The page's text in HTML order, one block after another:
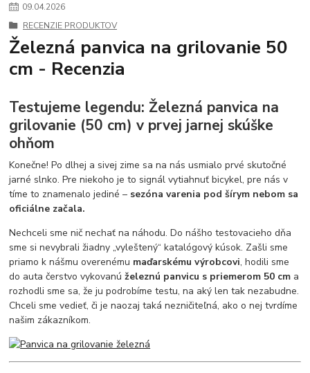
09.04.2026
RECENZIE PRODUKTOV
Železná panvica na grilovanie 50
cm - Recenzia
Testujeme legendu: Železná panvica na
grilovanie (50 cm) v prvej jarnej skúške
ohňom
Konečne! Po dlhej a sivej zime sa na nás usmialo prvé skutočné
jarné slnko. Pre niekoho je to signál vytiahnuť bicykel, pre nás v
tíme to znamenalo jediné – sezóna varenia pod šírym nebom sa
oficiálne začala.
Nechceli sme nič nechať na náhodu. Do nášho testovacieho dňa
sme si nevybrali žiadny „vyleštený“ katalógový kúsok. Zašli sme
priamo k nášmu overenému maďarskému výrobcovi, hodili sme
do auta čerstvo vykovanúželeznú panvicu s priemerom 50 cm a
rozhodli sme sa, že ju podrobíme testu, na aký len tak nezabudne.
Chceli sme vedieť, či je naozaj taká nezničiteľná, ako o nej tvrdíme
našim zákazníkom.